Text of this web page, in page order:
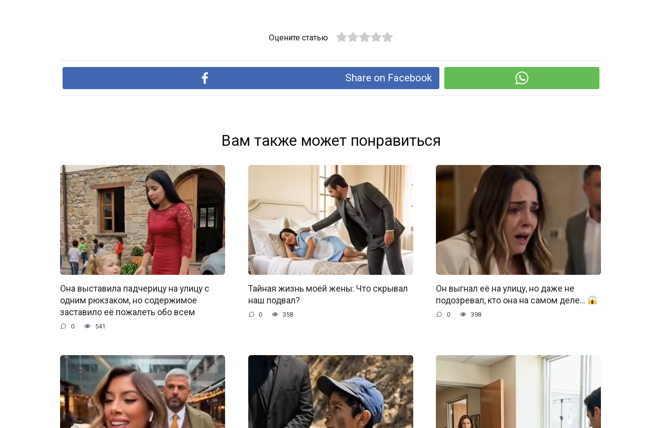
Оцените статью
Share on Facebook
Вам также может понравиться
Она выставила падчерицу на улицу с
одним рюкзаком, но содержимое
заставило её пожалеть обо всем
0 541
Тайная жизнь моей жены: Что скрывал
наш подвал?
0 358
Он выгнал её на улицу, но даже не
подозревал, кто она на самом деле…
0 398